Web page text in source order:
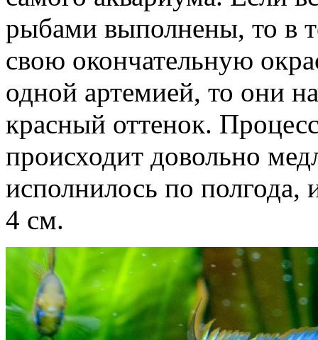
рыбами выполнены, то в
свою окончательную
одной артемией, то они
красный оттенок.
происходит довольно
исполнилось по полгода,
4 см.